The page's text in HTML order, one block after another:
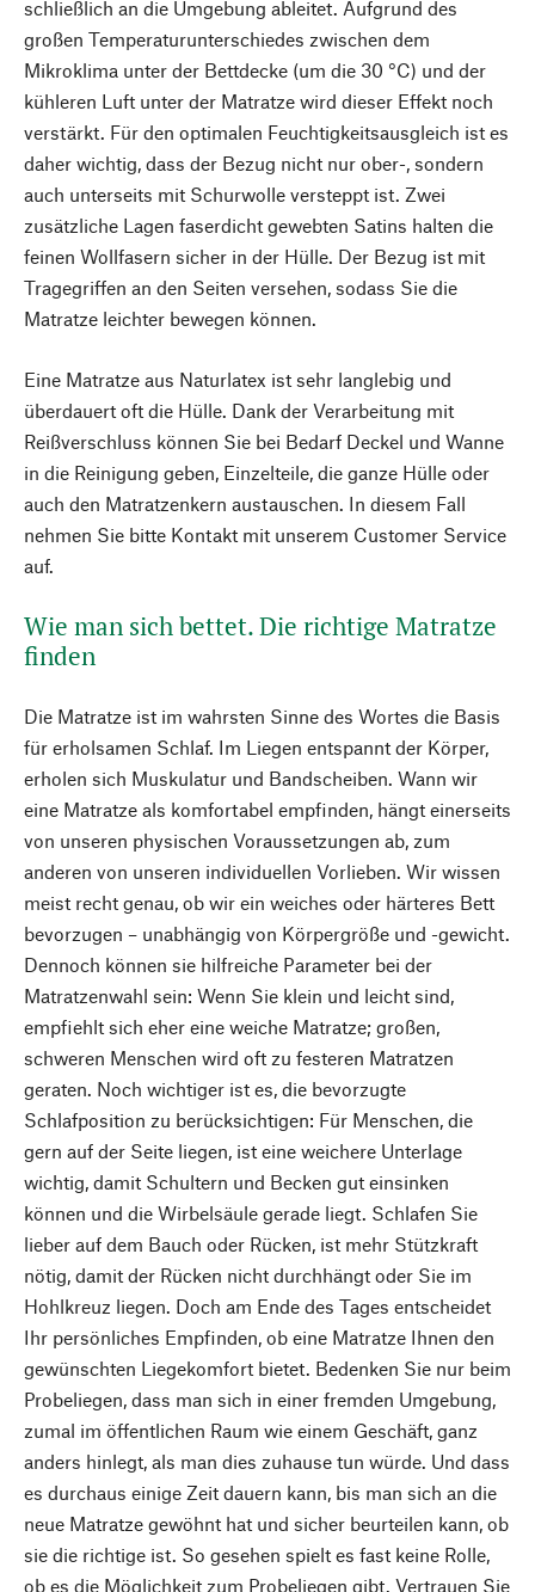
schließlich an die Umgebung ableitet. Aufgrund des
großen Temperaturunterschiedes zwischen dem
Mikroklima unter der Bettdecke (um die 30 °C) und der
kühleren Luft unter der Matratze wird dieser Effekt noch
verstärkt. Für den optimalen Feuchtigkeitsausgleich ist es
daher wichtig, dass der Bezug nicht nur ober-, sondern
auch unterseits mit Schurwolle versteppt ist. Zwei
zusätzliche Lagen faserdicht gewebten Satins halten die
feinen Wollfasern sicher in der Hülle. Der Bezug ist mit
Tragegriffen an den Seiten versehen, sodass Sie die
Matratze leichter bewegen können.
Eine Matratze aus Naturlatex ist sehr langlebig und
überdauert oft die Hülle. Dank der Verarbeitung mit
Reißverschluss können Sie bei Bedarf Deckel und Wanne
in die Reinigung geben, Einzelteile, die ganze Hülle oder
auch den Matratzenkern austauschen. In diesem Fall
nehmen Sie bitte Kontakt mit unserem Customer Service
auf.
Wie man sich bettet. Die richtige Matratze
finden
Die Matratze ist im wahrsten Sinne des Wortes die Basis
für erholsamen Schlaf. Im Liegen entspannt der Körper,
erholen sich Muskulatur und Bandscheiben. Wann wir
eine Matratze als komfortabel empfinden, hängt einerseits
von unseren physischen Voraussetzungen ab, zum
anderen von unseren individuellen Vorlieben. Wir wissen
meist recht genau, ob wir ein weiches oder härteres Bett
bevorzugen – unabhängig von Körpergröße und -gewicht.
Dennoch können sie hilfreiche Parameter bei der
Matratzenwahl sein: Wenn Sie klein und leicht sind,
empfiehlt sich eher eine weiche Matratze; großen,
schweren Menschen wird oft zu festeren Matratzen
geraten. Noch wichtiger ist es, die bevorzugte
Schlafposition zu berücksichtigen: Für Menschen, die
gern auf der Seite liegen, ist eine weichere Unterlage
wichtig, damit Schultern und Becken gut einsinken
können und die Wirbelsäule gerade liegt. Schlafen Sie
lieber auf dem Bauch oder Rücken, ist mehr Stützkraft
nötig, damit der Rücken nicht durchhängt oder Sie im
Hohlkreuz liegen. Doch am Ende des Tages entscheidet
Ihr persönliches Empfinden, ob eine Matratze Ihnen den
gewünschten Liegekomfort bietet. Bedenken Sie nur beim
Probeliegen, dass man sich in einer fremden Umgebung,
zumal im öffentlichen Raum wie einem Geschäft, ganz
anders hinlegt, als man dies zuhause tun würde. Und dass
es durchaus einige Zeit dauern kann, bis man sich an die
neue Matratze gewöhnt hat und sicher beurteilen kann, ob
sie die richtige ist. So gesehen spielt es fast keine Rolle,
ob es die Möglichkeit zum Probeliegen gibt. Vertrauen Sie